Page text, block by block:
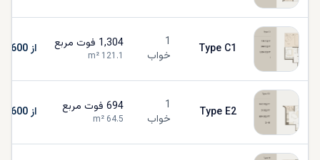
Type C1
1
خواب
1,304 فوت مربع
121.1 از AED 1,134,600
Type E2
1
خواب
694 فوت مربع
64.5 از AED 1,134,600